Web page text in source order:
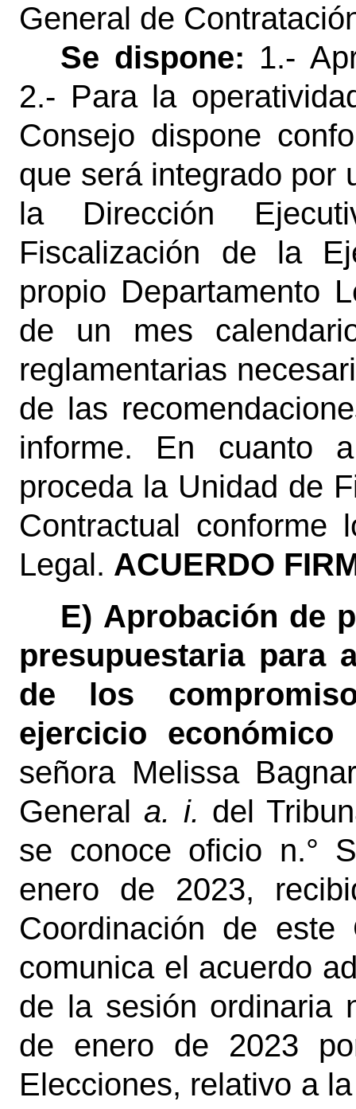
General de
Se dispone: 1.-
2.- Para la
Consejo dispone
que será integrado por
la Dirección
Fiscalización de la
propio Departamento
de un mes
reglamentarias
de las
informe. En cuanto
proceda la Unidad de
Contractual conforme
Legal. ACUERDO
E) Aprobación de
presupuestaria para
de los
ejercicio
señora Melissa
General a. i. del
se conoce oficio n.°
enero de 2023,
Coordinación de
comunica el acuerdo
de la sesión ordinaria
de enero de 2023
Elecciones, relativo a